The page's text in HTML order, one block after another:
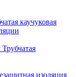
каучуковая
Трубчатая
изоляция